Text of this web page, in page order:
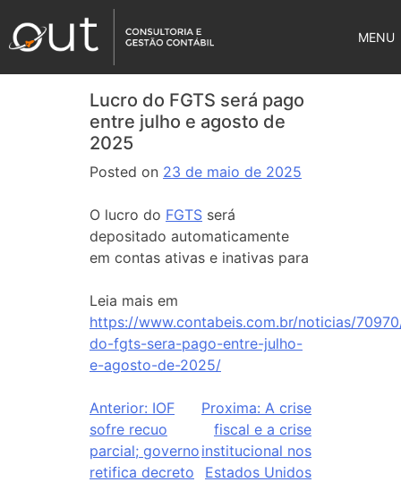
MENU
Lucro do FGTS será pago
entre julho e agosto de
2025
Posted on 23 de maio de 2025
O lucro do FGTS será
depositado automaticamente
em contas ativas e inativas para
Leia mais em
https://www.contabeis.com.br/noticias/
do-fgts-sera-pago-entre-julho-
e-agosto-de-2025/
Anterior: IOF
sofre recuo
parcial; governo
retifica decreto
Proxima: A crise
fiscal e a crise
institucional nos
Estados Unidos